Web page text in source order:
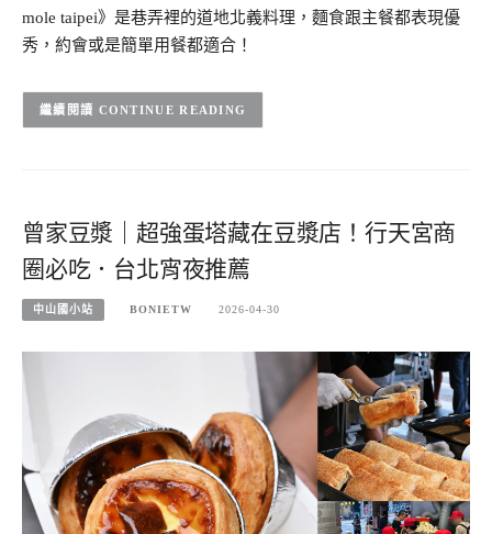
mole taipei》是巷弄裡的道地北義料理，麵食跟主餐都表現優
秀，約會或是簡單用餐都適合！
CONTINUE READING
曾家豆漿｜超強蛋塔藏在豆漿店！行天宮商
圈必吃．台北宵夜推薦
中山國小站 BONIETW 2026-04-30